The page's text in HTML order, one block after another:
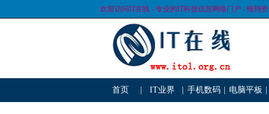
欢迎访问IT在线 - 专业的IT科技信息网络门户 - 惟翔
首页 IT业界 手机数码 电脑平板